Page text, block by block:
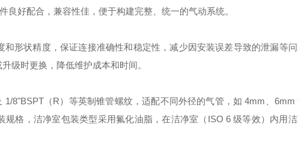
好配合，兼容性佳，便于构建完整、统一的气动系统。
形状精度，保证连接准确性和稳定性，减少因安装误差导致的泄漏等
级时更换，降低维护成本和时间。
8"BSPT（R）等英制锥管螺纹，适配不同外径的气管，如 4mm、6mm
格，洁净室包装类型采用氟化油脂，在洁净室（ISO 6 级等效）内用